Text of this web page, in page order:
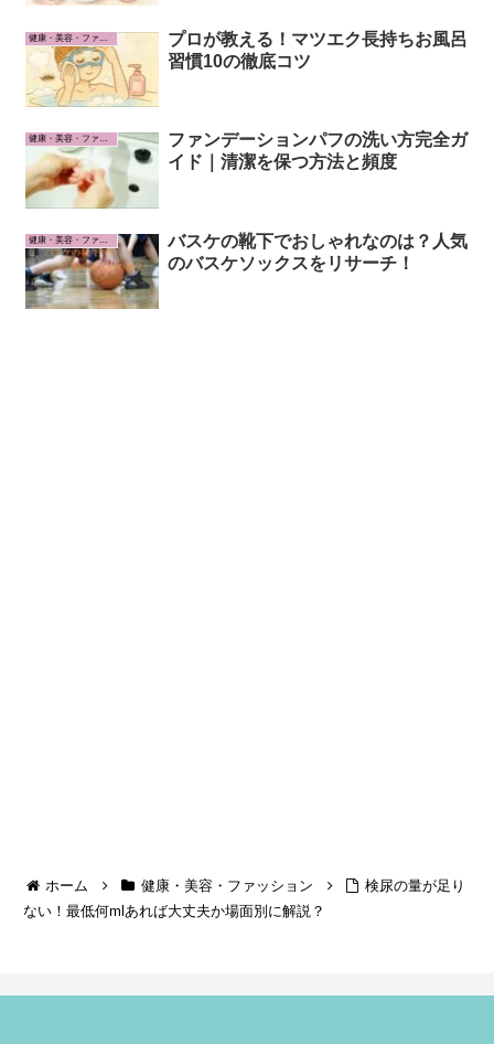
プロが教える！マツエク長持ちお風呂
習慣10の徹底コツ
健康・美容・ファッション
ファンデーションパフの洗い方完全ガ
イド｜清潔を保つ方法と頻度
健康・美容・ファッション
バスケの靴下でおしゃれなのは？人気
のバスケソックスをリサーチ！
ホーム 健康・美容・ファッション
検尿の量が足り
ない！最低何mlあれば大丈夫か場面別に解説？